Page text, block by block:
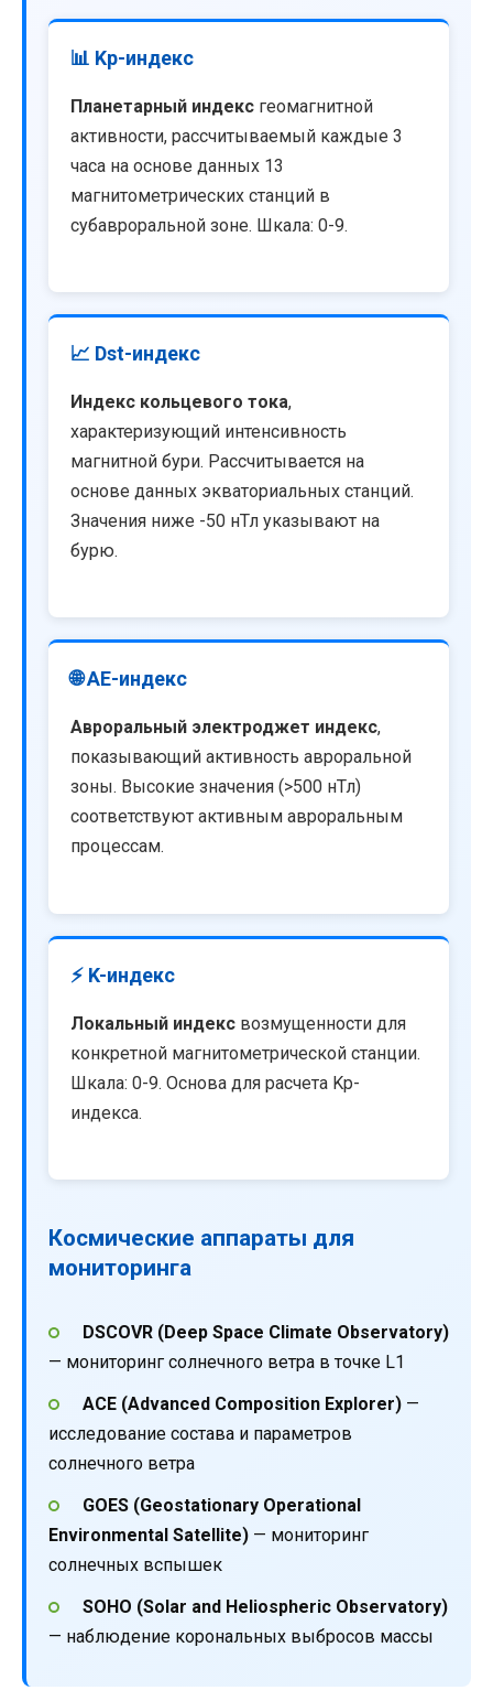
📊 Kp-индекс
Планетарный индекс геомагнитной
активности, рассчитываемый каждые 3
часа на основе данных 13
магнитометрических станций в
субавроральной зоне. Шкала: 0-9.
📈 Dst-индекс
Индекс кольцевого тока,
характеризующий интенсивность
магнитной бури. Рассчитывается на
основе данных экваториальных станций.
Значения ниже -50 нТл указывают на
бурю.
🌐 AE-индекс
Авроральный электроджет индекс,
показывающий активность авроральной
зоны. Высокие значения (>500 нТл)
соответствуют активным авроральным
процессам.
⚡ K-индекс
Локальный индекс возмущенности для
конкретной магнитометрической станции.
Шкала: 0-9. Основа для расчета Kp-
индекса.
Космические аппараты для
мониторинга
DSCOVR (Deep Space Climate Observatory)
— мониторинг солнечного ветра в точке L1
ACE (Advanced Composition Explorer)—
исследование состава и параметров
солнечного ветра
GOES (Geostationary Operational
Environmental Satellite) — мониторинг
солнечных вспышек
SOHO (Solar and Heliospheric Observatory)
— наблюдение корональных выбросов массы